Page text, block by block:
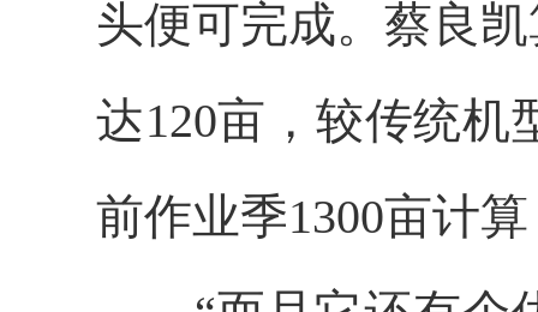
头便可完成。蔡良
达120亩，较传统机
前作业季1300亩计